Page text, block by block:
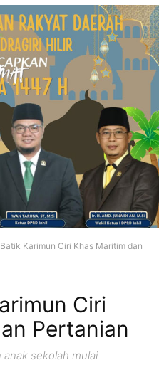
Karimun Ciri Khas Maritim dan
Ciri
Pertanian
anak sekolah mulai